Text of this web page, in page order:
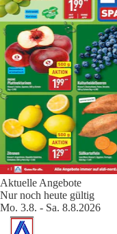
Aktuelle Angebote
Nur noch heute gültig
Mo. 3.8. - Sa. 8.8.2026